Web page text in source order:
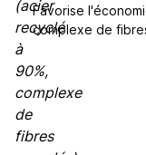
Favorise
complexe de